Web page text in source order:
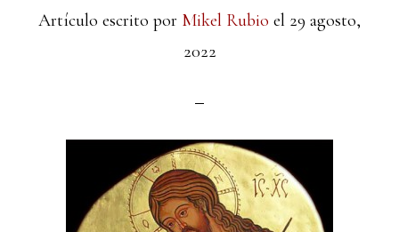
Artículo escrito por Mikel Rubio el 29 agosto,
2022